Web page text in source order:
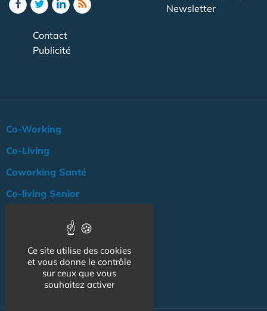
Newsletter
Contact
Publicité
Co-Working
Co-Living
Coworking Santé
Co-living Senior
Professionnels
NOS AUTRES SITES :
Ce site utilise des cookies
et vous donne le contrôle
sur ceux que vous
souhaitez activer